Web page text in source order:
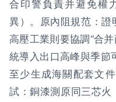
合印警負責并避免權
異）。原內阻規范：
高壓工業則要協調“合
統導入出口高峰與季節
至少生成海關配套文
試：銅漆測原同三芯